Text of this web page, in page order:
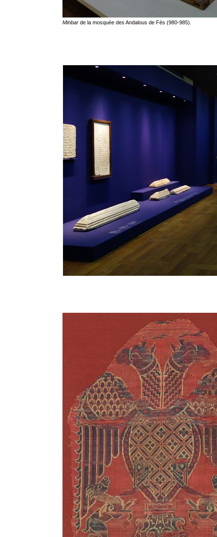
Minbar de la mosquée des Andalous de Fès (980-985).